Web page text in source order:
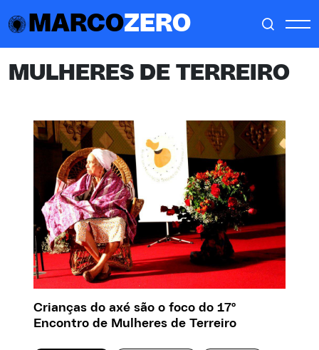
MARCOZERO
MULHERES DE TERREIRO
Crianças do axé são o foco do 17º
Encontro de Mulheres de Terreiro